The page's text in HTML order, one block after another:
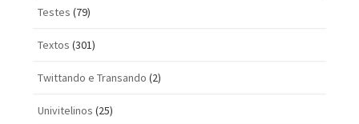
Testes (79)
Textos (301)
Twittando e Transando (2)
Univitelinos (25)